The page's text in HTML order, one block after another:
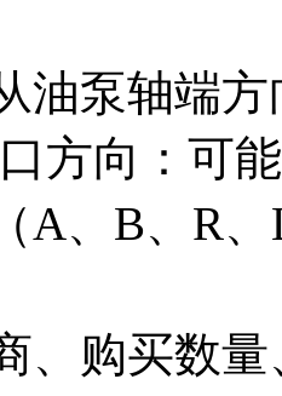
油泵轴端
方向：可
A、B、R
、购买数